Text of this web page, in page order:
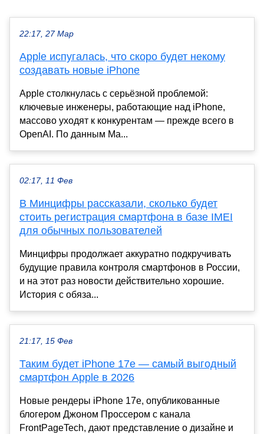
22:17, 27 Мар
Apple испугалась, что скоро будет некому
создавать новые iPhone
Apple столкнулась с серьёзной проблемой:
ключевые инженеры, работающие над iPhone,
массово уходят к конкурентам — прежде всего в
OpenAI. По данным Ма...
02:17, 11 Фев
В Минцифры рассказали, сколько будет
стоить регистрация смартфона в базе IMEI
для обычных пользователей
Минцифры продолжает аккуратно подкручивать
будущие правила контроля смартфонов в России,
и на этот раз новости действительно хорошие.
История с обяза...
21:17, 15 Фев
Таким будет iPhone 17e — самый выгодный
смартфон Apple в 2026
Новые рендеры iPhone 17e, опубликованные
блогером Джоном Проссером с канала
FrontPageTech, дают представление о дизайне и